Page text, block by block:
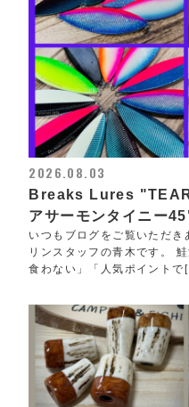
2026.08.03
Breaks Lures
アサーモンタイニー
いつもブログをご覧いただき
リンスタッフの青木です。
食わない」「人気ポイントで